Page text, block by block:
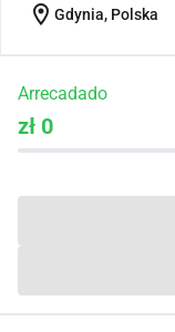
location_on Gdynia, Polska
Arrecadado
zł 0